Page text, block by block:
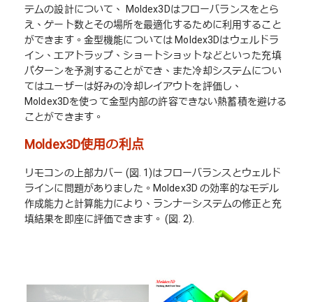
テムの設計について、 Moldex3Dはフローバランスをとら
え、ゲート数とその場所を最適化するために利用すること
ができます。金型機能については Moldex3Dはウェルドラ
イン、エアトラップ、ショートショットなどといった充填
パターンを予測することができ、また冷却システムについ
てはユーザーは好みの冷却レイアウトを評価し、
Moldex3Dを使って金型内部の許容できない熱蓄積を避ける
ことができます。
Moldex3D使用の利点
リモコンの上部カバー (図. 1)はフローバランスとウェルド
ラインに問題がありました。Moldex3D の効率的なモデル
作成能力と計算能力により、ランナーシステムの修正と充
填結果を即座に評価できます。 (図. 2).